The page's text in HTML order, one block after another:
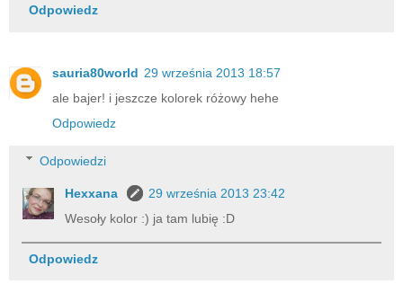
Odpowiedz
sauria80world 29 września 2013 18:57
ale bajer! i jeszcze kolorek różowy hehe
Odpowiedz
Odpowiedzi
Hexxana
29 września 2013 23:42
Wesoły kolor :) ja tam lubię :D
Odpowiedz